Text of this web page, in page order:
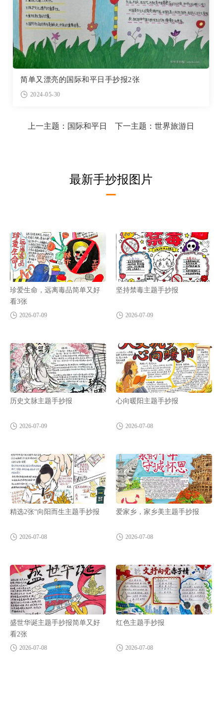
简单又漂亮的国际和平日手抄报2张
2024-05-30
上一主题： 国际和平日 下一主题： 世界旅游日
最新手抄报图片
珍爱生命，远离毒品简单又好
看3张
2026-07-09
坚持禁毒主题手抄报
2026-07-09
历史文脉主题手抄报
2026-07-09
心向暖阳主题手抄报
2026-07-08
精选2张“向阳而生主题手抄报
2026-07-08
爱家乡，家乡美主题手抄报
2026-07-08
盛世华诞主题手抄报简单又好
看2张
2026-07-08
红色主题手抄报
2026-07-08